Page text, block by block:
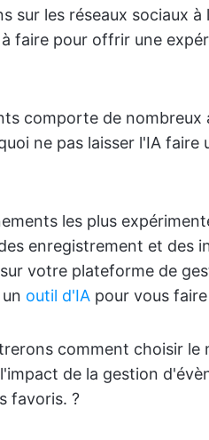
sur les réseaux sociaux
faire pour offrir une
comporte de nombreux
ne pas laisser l'IA
les plus
enregistrement et des
votre plateforme de
outil d'IA pour vous
comment choisir le
de la gestion
favoris. ?️